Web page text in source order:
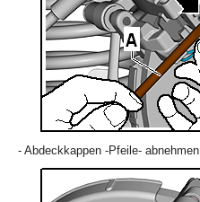
- Abdeckkappen -Pfeile- abnehmen.